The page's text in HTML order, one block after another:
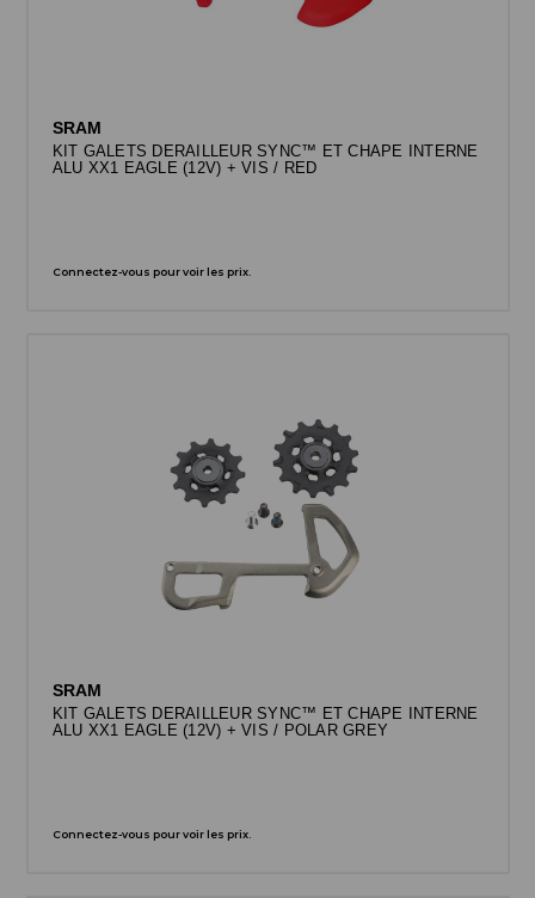
SRAM
KIT GALETS DERAILLEUR SYNC™ ET CHAPE INTERNE
ALU XX1 EAGLE (12V) + VIS / RED
Connectez-vous pour voir les prix.
SRAM
KIT GALETS DERAILLEUR SYNC™ ET CHAPE INTERNE
ALU XX1 EAGLE (12V) + VIS / POLAR GREY
Connectez-vous pour voir les prix.